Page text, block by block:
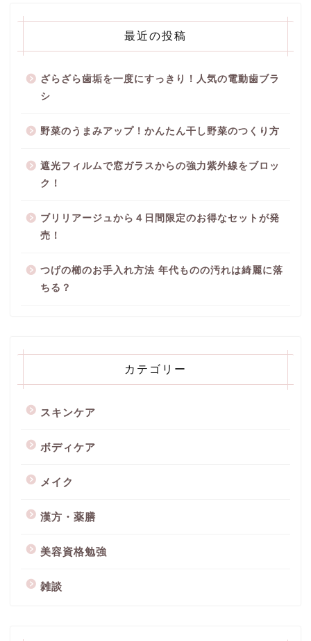
最近の投稿
ざらざら歯垢を一度にすっきり！人気の電動歯ブラ
シ
野菜のうまみアップ！かんたん干し野菜のつくり方
遮光フィルムで窓ガラスからの強力紫外線をブロッ
ク！
ブリリアージュから４日間限定のお得なセットが発
売！
つげの櫛のお手入れ方法 年代ものの汚れは綺麗に落
ちる？
カテゴリー
スキンケア
ボディケア
メイク
漢方・薬膳
美容資格勉強
雑談